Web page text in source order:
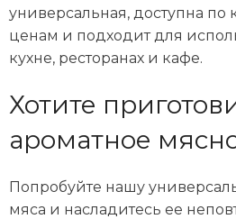
универсальная, доступна
ценам и подходит для
кухне, ресторанах и кафе.
Хотите
ароматное
Попробуйте нашу
мяса и насладитесь ее